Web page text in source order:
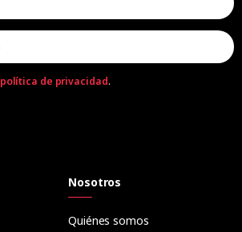
política de privacidad.
Nosotros
Quiénes somos